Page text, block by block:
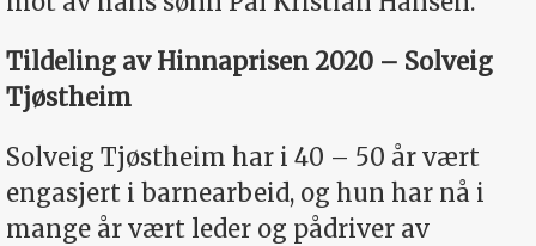
Tildeling av Hinnaprisen 2020 – Solveig
Tjøstheim
Solveig Tjøstheim har i 40 – 50 år vært
engasjert i barnearbeid, og hun har nå i
mange år vært leder og pådriver av